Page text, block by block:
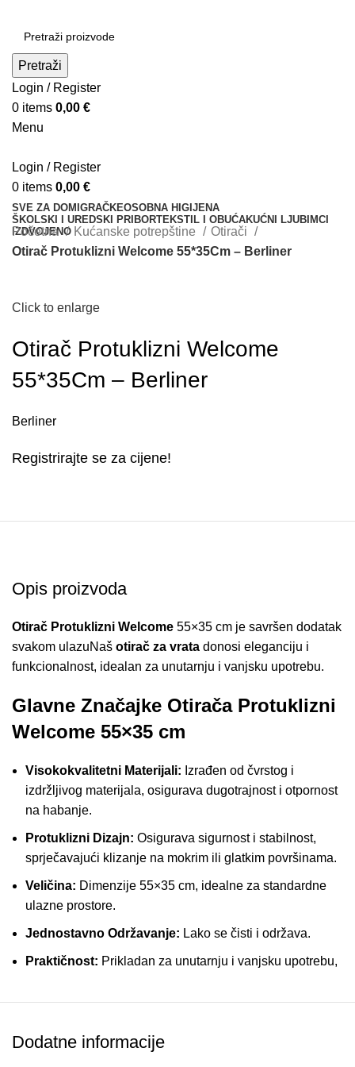
Pretraži
Login / Register
0 items 0,00 €
Menu
Login / Register
0 items 0,00 €
SVE ZA DOM IGRAČKEOSOBNA HIGIJENA
ŠKOLSKI I UREDSKI PRIBORTEKSTIL I OBUĆAKUĆNI LJUBIMCI
IZDVOJENO
Početna Kućanske potrepštine
Otirači
Otirač Protuklizni Welcome 55*35Cm – Berliner
Click to enlarge
Otirač Protuklizni Welcome
55*35Cm – Berliner
Berliner
Registrirajte se za cijene!
Opis proizvoda
Otirač Protuklizni Welcome 55×35 cm je savršen dodatak
svakom ulazuNaš otirač za vrata donosi eleganciju i
funkcionalnost, idealan za unutarnju i vanjsku upotrebu.
Glavne Značajke Otirača Protuklizni
Welcome 55×35 cm
Visokokvalitetni Materijali: Izrađen od čvrstog i
izdržljivog materijala, osigurava dugotrajnost i otpornost
na habanje.
Protuklizni Dizajn: Osigurava sigurnost i stabilnost,
sprječavajući klizanje na mokrim ili glatkim površinama.
Veličina: Dimenzije 55×35 cm, idealne za standardne
ulazne prostore.
Jednostavno Održavanje: Lako se čisti i održava.
Praktičnost: Prikladan za unutarnju i vanjsku upotrebu,
Dodatne informacije